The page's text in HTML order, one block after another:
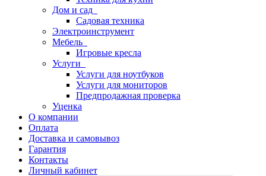
Дом и сад
Садовая техника
Электроинструмент
Мебель
Игровые кресла
Услуги
Услуги для ноутбуков
Услуги для мониторов
Предпродажная проверка
Уценка
О компании
Оплата
Доставка и самовывоз
Гарантия
Контакты
Личный кабинет